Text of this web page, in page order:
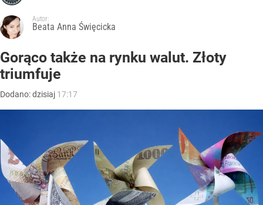
Autor:
Beata Anna Święcicka
Gorąco także na rynku walut. Złoty
triumfuje
Dodano:dzisiaj 17:17